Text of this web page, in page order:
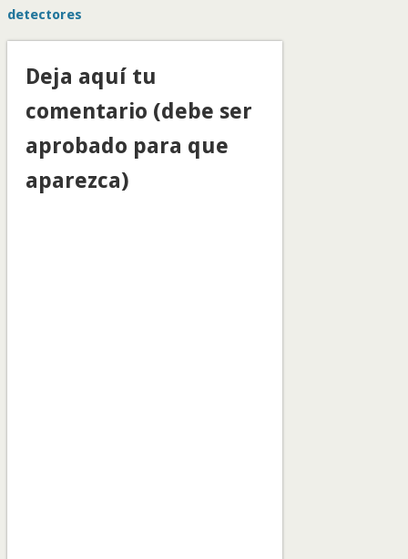
detectores
Deja aquí tu
comentario (debe ser
aprobado para que
aparezca)